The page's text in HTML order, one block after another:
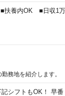
養内OK ■日収1万
務地を紹介します。
シフトもOK！ 早